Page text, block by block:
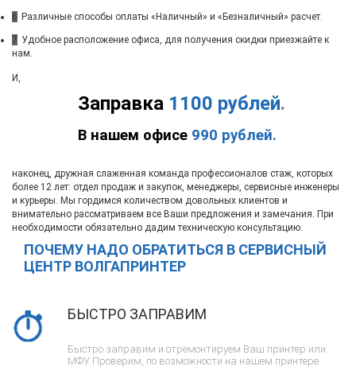
6 Различные способы оплаты «Наличный» и «Безналичный» расчет.
7 Удобное расположение офиса, для получения скидки приезжайте к
нам.
Заправка 1100 рублей.
В нашем офисе 990 рублей.
И,
наконец, дружная слаженная команда профессионалов стаж, которых
более 12 лет: отдел продаж и закупок, менеджеры, сервисные инженеры
и курьеры. Мы гордимся количеством довольных клиентов и
внимательно рассматриваем все Ваши предложения и замечания. При
необходимости обязательно дадим техническую консультацию.
ПОЧЕМУ НАДО ОБРАТИТЬСЯ В СЕРВИСНЫЙ
ЦЕНТР ВОЛГАПРИНТЕР
БЫСТРО ЗАПРАВИМ
Быстро заправим и отремонтируем Ваш принтер или
МФУ. Проверим, по возможности на нашем принтере.